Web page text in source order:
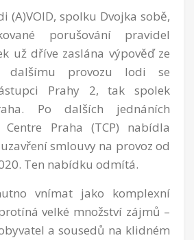
(A)VOID, spolku Dvojka sobě,
porušování pravidel
už dříve zaslána výpověď ze
dalšímu provozu lodi se
Prahy 2, tak spolek
Po dalších jednáních
Praha (TCP) nabídla
smlouvy na provoz od
Ten nabídku odmítá.
vnímat jako komplexní
velké množství zájmů –
a sousedů na klidném